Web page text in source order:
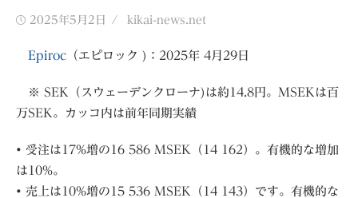
Posted
2025年5月2日 Author
kikai-news.net
Epiroc （エピロック )：2025年 4月29日
※ SEK（スウェーデンクローナ)は約14.8円。MSEKは百
万SEK。カッコ内は前年同期実績
• 受注は17%増の16 586 MSEK（14 162）。有機的な増加
は10%。
• 売上は10%増の15 536 MSEK（14 143）です。有機的な